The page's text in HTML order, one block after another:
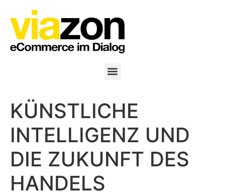
KÜNSTLICHE
INTELLIGENZ UND
DIE ZUKUNFT DES
HANDELS